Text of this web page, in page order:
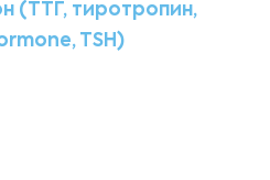
(ТТГ, тиротропин,
TSH)